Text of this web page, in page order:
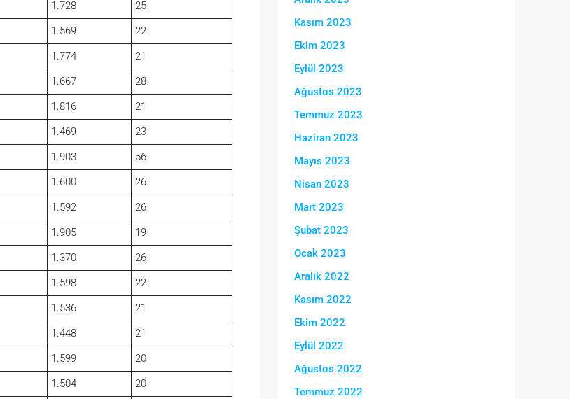
1.728
25
1.569
22
1.774
21
1.667
28
1.816
21
1.469
23
1.903
56
1.600
26
1.592
26
1.905
19
1.370
26
1.598
22
1.536
21
1.448
21
1.599
20
1.504
20
Kasım 2023
Ekim 2023
Eylül 2023
Ağustos 2023
Temmuz 2023
Haziran 2023
Mayıs 2023
Nisan 2023
Mart 2023
Şubat 2023
Ocak 2023
Aralık 2022
Kasım 2022
Ekim 2022
Eylül 2022
Ağustos 2022
Temmuz 2022